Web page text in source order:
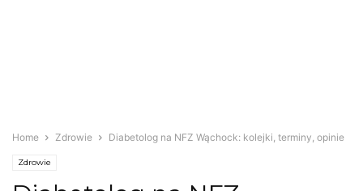
Home Zdrowie Diabetolog na NFZ Wąchock: kolejki, terminy, opinie
Zdrowie